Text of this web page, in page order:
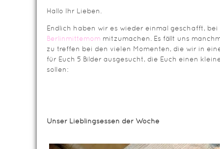
Hallo Ihr Lieben.
Endlich haben wir es wieder einmal geschafft,
Berlinmittemom mitzumachen. Es fällt uns
zu treffen bei den vielen Momenten, die wir in
für Euch 5 Bilder ausgesucht, die Euch einen
sollen:
Unser Lieblingsessen der Woche